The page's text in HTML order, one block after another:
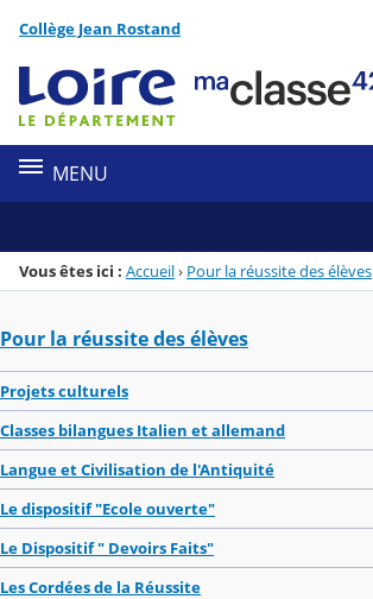
Menu de la rubrique
Contenu
Collège Jean Rostand
MENU
Vous êtes ici : Accueil› Pour la réussite des élèves
Pour la réussite des élèves
Projets culturels
Classes bilangues Italien et allemand
Langue et Civilisation de l'Antiquité
Le dispositif "Ecole ouverte"
Le Dispositif " Devoirs Faits"
Les Cordées de la Réussite